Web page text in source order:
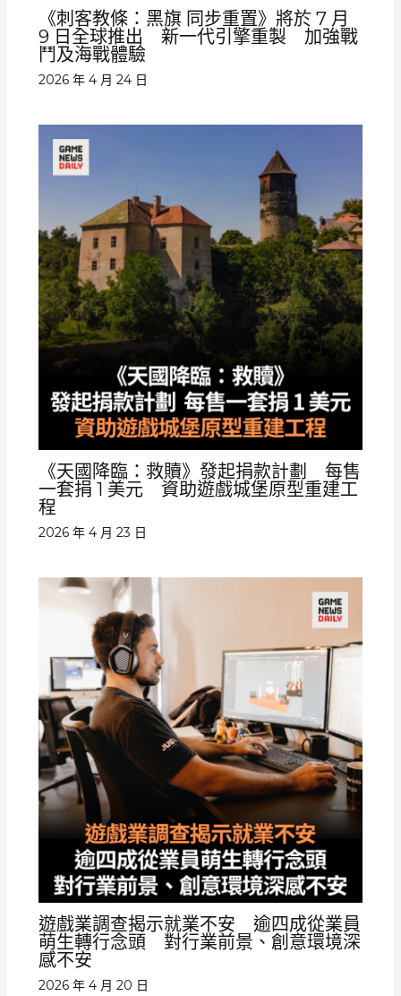
《刺客教條：黑旗 同步重置》將於 7 月
9 日全球推出 新一代引擎重製 加強戰
鬥及海戰體驗
2026 年 4 月 24 日
《天國降臨：救贖》發起捐款計劃 每售
一套捐 1 美元 資助遊戲城堡原型重建工
程
2026 年 4 月 23 日
遊戲業調查揭示就業不安 逾四成從業員
萌生轉行念頭 對行業前景、創意環境深
感不安
2026 年 4 月 20 日